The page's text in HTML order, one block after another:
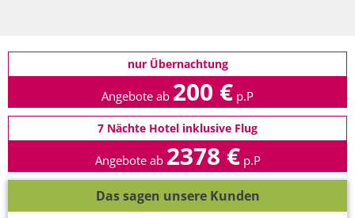
nur Übernachtung
Angebote ab 200 € p.P
7 Nächte Hotel inklusive Flug
Angebote ab 2378 € p.P
Das sagen unsere Kunden